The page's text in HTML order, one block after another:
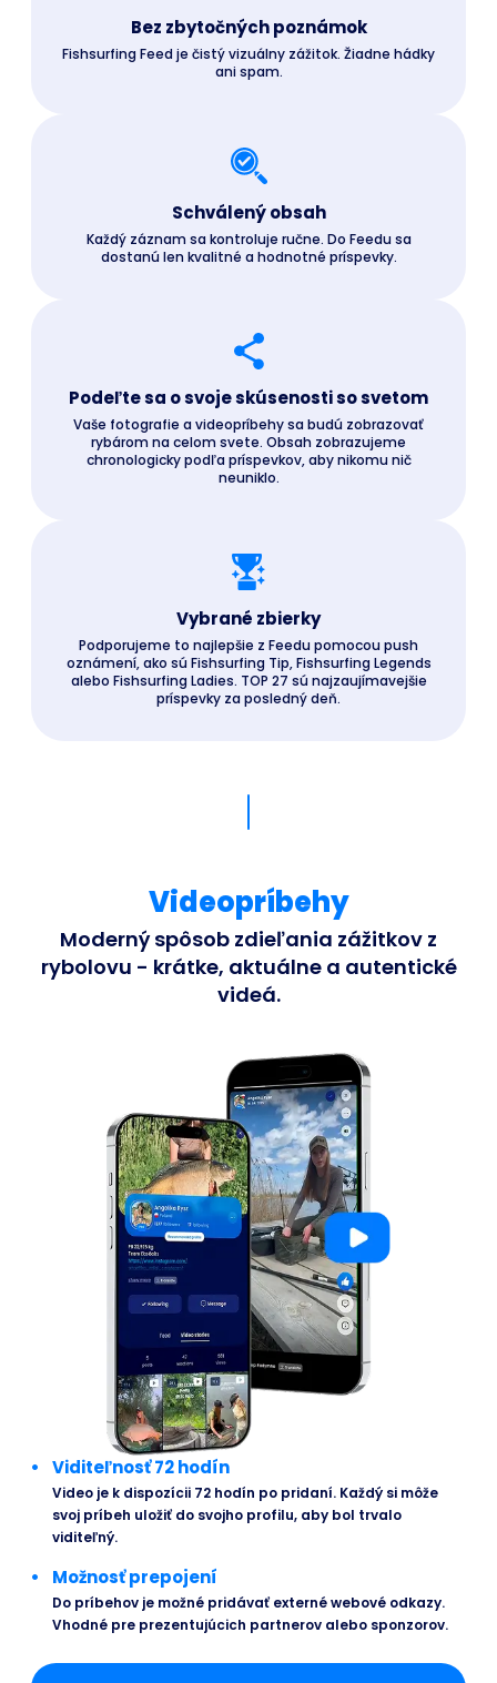
Bez zbytočných poznámok
Fishsurfing Feed je čistý vizuálny zážitok. Žiadne hádky
ani spam.
Schválený obsah
Každý záznam sa kontroluje ručne. Do Feedu sa
dostanú len kvalitné a hodnotné príspevky.
Podeľte sa o svoje skúsenosti so svetom
Vaše fotografie a videopríbehy sa budú zobrazovať
rybárom na celom svete. Obsah zobrazujeme
chronologicky podľa príspevkov, aby nikomu nič
neuniklo.
Vybrané zbierky
Podporujeme to najlepšie z Feedu pomocou push
oznámení, ako sú Fishsurfing Tip, Fishsurfing Legends
alebo Fishsurfing Ladies. TOP 27 sú najzaujímavejšie
príspevky za posledný deň.
Videopríbehy
Moderný spôsob zdieľania zážitkov z
rybolovu - krátke, aktuálne a autentické
videá.
Viditeľnosť 72 hodín
Video je k dispozícii 72 hodín po pridaní. Každý si môže
svoj príbeh uložiť do svojho profilu, aby bol trvalo
viditeľný.
Možnosť prepojení
Do príbehov je možné pridávať externé webové odkazy.
Vhodné pre prezentujúcich partnerov alebo sponzorov.